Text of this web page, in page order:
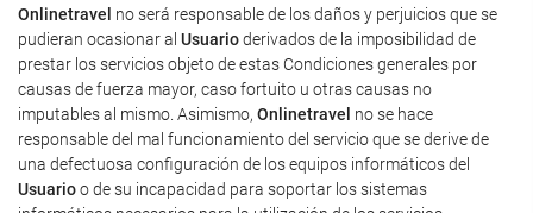
Onlinetravel no será responsable de los daños y perjuicios que se
pudieran ocasionar al Usuarioderivados de la imposibilidad de
prestar los servicios objeto de estas Condiciones generales por
causas de fuerza mayor, caso fortuito u otras causas no
imputables al mismo. Asimismo, Onlinetravel no se hace
responsable del mal funcionamiento del servicio que se derive de
una defectuosa configuración de los equipos informáticos del
Usuarioo de su incapacidad para soportar los sistemas